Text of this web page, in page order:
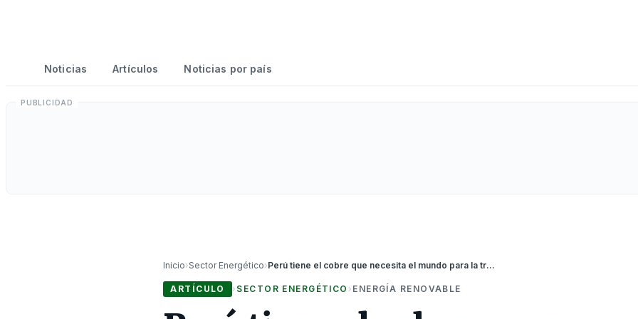
Noticias Artículos Noticias por país
Inicio›Sector Energético› Perú tiene el cobre que necesita el mundo para la transición energética
ARTÍCULO › SECTOR ENERGÉTICO › ENERGÍA RENOVABLE